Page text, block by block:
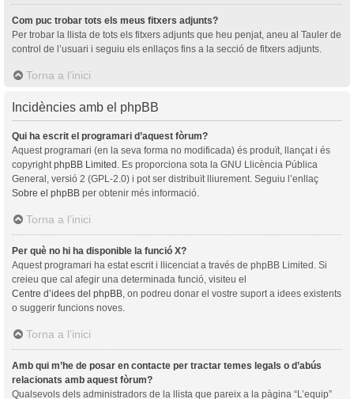
Com puc trobar tots els meus fitxers adjunts?
Per trobar la llista de tots els fitxers adjunts que heu penjat, aneu al Tauler de
control de l’usuari i seguiu els enllaços fins a la secció de fitxers adjunts.
Torna a l’inici
Incidències amb el phpBB
Qui ha escrit el programari d’aquest fòrum?
Aquest programari (en la seva forma no modificada) és produït, llançat i és
copyright phpBB Limited . Es proporciona sota la GNU Llicència Pública
General, versió 2 (GPL-2.0) i pot ser distribuït lliurement. Seguiu l’enllaç
Sobre el phpBB per obtenir més informació.
Torna a l’inici
Per què no hi ha disponible la funció X?
Aquest programari ha estat escrit i llicenciat a través de phpBB Limited. Si
creieu que cal afegir una determinada funció, visiteu el
Centre d’idees del phpBB , on podreu donar el vostre suport a idees existents
o suggerir funcions noves.
Torna a l’inici
Amb qui m’he de posar en contacte per tractar temes legals o d’abús
relacionats amb aquest fòrum?
Qualsevols dels administradors de la llista que pareix a la pàgina “L’equip”